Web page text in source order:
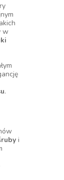
w
.
i